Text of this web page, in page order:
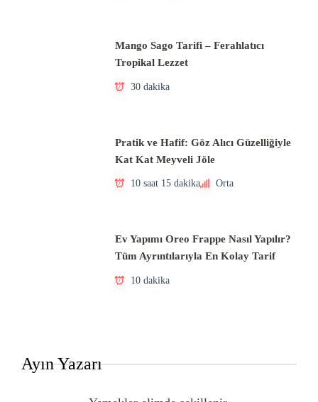
Mango Sago Tarifi – Ferahlatıcı
Tropikal Lezzet
30 dakika
Pratik ve Hafif: Göz Alıcı Güzelliğiyle
Kat Kat Meyveli Jöle
10 saat 15 dakika Orta
Ev Yapımı Oreo Frappe Nasıl Yapılır?
Tüm Ayrıntılarıyla En Kolay Tarif
10 dakika
Ayın Yazarı